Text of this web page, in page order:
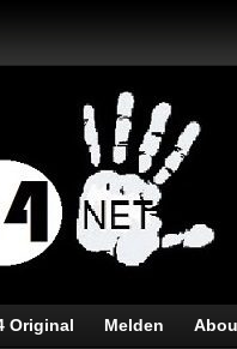
Original Melden